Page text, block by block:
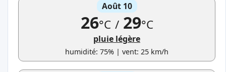
Août 10
26°C /29°C
pluie légère
humidité: 75% | vent: 25 km/h